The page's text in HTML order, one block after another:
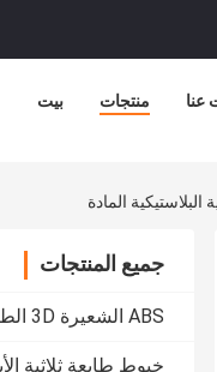
بيت منتجات عنا
جميع المنتجات
ABS الشعيرة 3D الطابعة
خيوط طابعة ثلاثية